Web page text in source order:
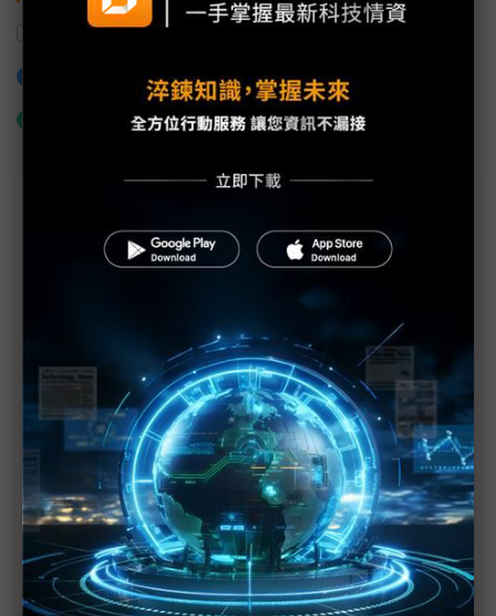
北爾電子
加入已選取到「關鍵字追蹤」
什麼是「關鍵字追蹤」
MLCC訂單過熱、出貨比創高 村田示警全球AI基
建熱潮將趨緩
2027全年記憶體產能提前售罄 買家「祕而不
宣」只怕買不夠
英特爾EMIB良率達標 聯發科第2代ASIC產品
2028準時量產
光進銅退更明確？ 聯發科估SerDes 448G為銅
線「最終戰場」
SpaceX晶片採購大轉向 Elon Musk捨超微全面
採用NVIDIA